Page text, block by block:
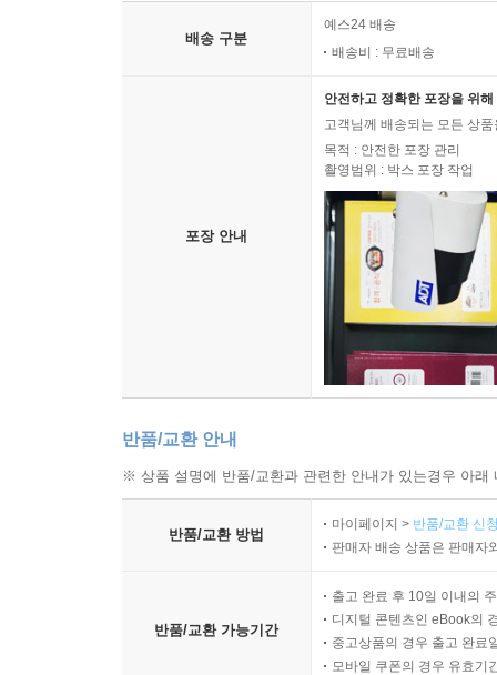
배송 구분
예스24 배송
배송비 : 무료배송
포장 안내
안전하고 정확한 포장을 위
고객님께 배송되는 모든 상
목적 : 안전한 포장 관리
촬영범위 : 박스 포장 작업
반품/교환 안내
※ 상품 설명에 반품/교환과 관련한 안내가 있는경우 아
반품/교환 방법
마이페이지 > 반품/교환 신
판매자 배송 상품은 판매자
반품/교환 가능기간
출고 완료 후 10일 이내의
디지털 콘텐츠인 eBook의
중고상품의 경우 출고 완료
모바일 쿠폰의 경우 유효기